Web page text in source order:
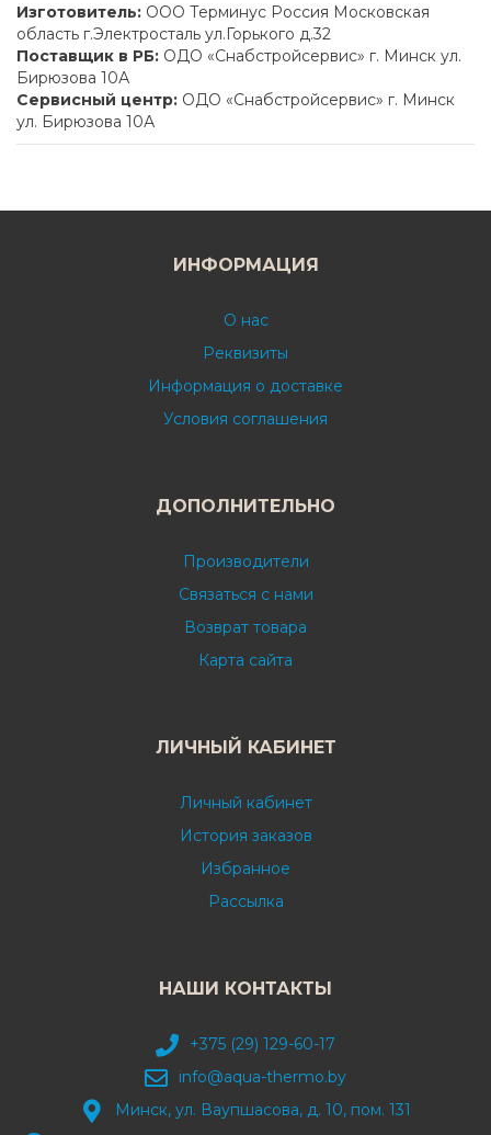
Изготовитель: ООО Терминус Россия Московская
область г.Электросталь ул.Горького д.32
Поставщик в РБ: ОДО «Снабстройсервис» г. Минск ул.
Бирюзова 10А
Сервисный центр: ОДО «Снабстройсервис» г. Минск
ул. Бирюзова 10А
ИНФОРМАЦИЯ
О нас
Реквизиты
Информация о доставке
Условия соглашения
ДОПОЛНИТЕЛЬНО
Производители
Связаться с нами
Возврат товара
Карта сайта
ЛИЧНЫЙ КАБИНЕТ
Личный кабинет
История заказов
Избранное
Рассылка
НАШИ КОНТАКТЫ
+375 (29) 129-60-17
info@aqua-thermo.by
Минск, ул. Ваупшасова, д. 10, пом. 131